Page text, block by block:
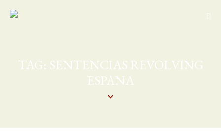
TAG: SENTENCIAS REVOLVING
ESPANA